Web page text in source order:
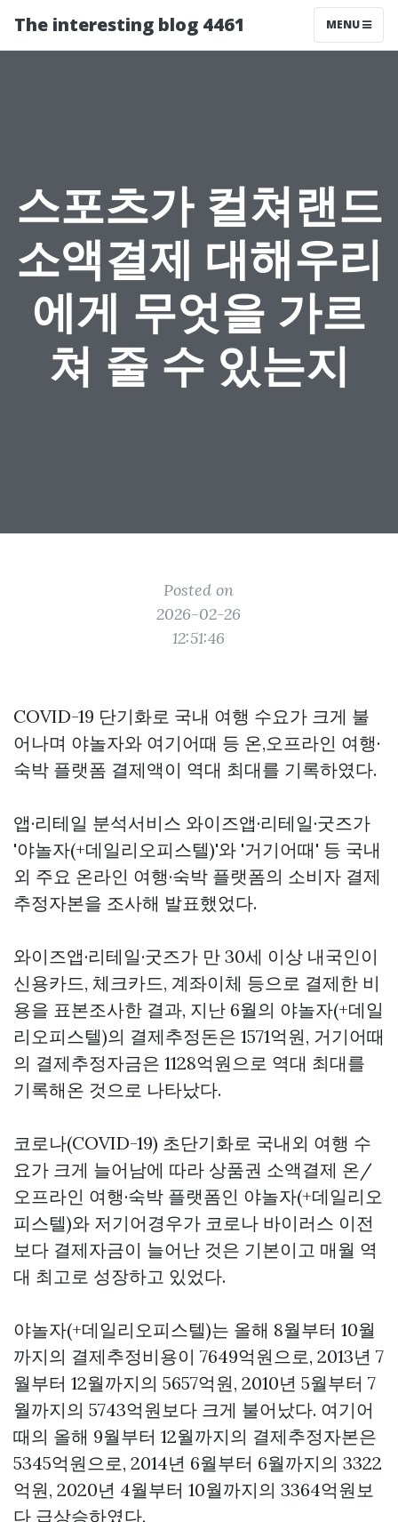
The interesting blog 4461 MENU
스포츠가 컬쳐랜드
소액결제 대해우리
에게 무엇을 가르
쳐 줄 수 있는지
Posted on
2026-02-26
12:51:46
COVID-19 단기화로 국내 여행 수요가 크게 불
어나며 야놀자와 여기어때 등 온,오프라인 여행·
숙박 플랫폼 결제액이 역대 최대를 기록하였다.
앱·리테일 분석서비스 와이즈앱·리테일·굿즈가
'야놀자(+데일리오피스텔)'와 '거기어때' 등 국내
외 주요 온라인 여행·숙박 플랫폼의 소비자 결제
추정자본을 조사해 발표했었다.
와이즈앱·리테일·굿즈가 만 30세 이상 내국인이
신용카드, 체크카드, 계좌이체 등으로 결제한 비
용을 표본조사한 결과, 지난 6월의 야놀자(+데일
리오피스텔)의 결제추정돈은 1571억원, 거기어때
의 결제추정자금은 1128억원으로 역대 최대를
기록해온 것으로 나타났다.
코로나(COVID-19) 초단기화로 국내외 여행 수
요가 크게 늘어남에 따라 상품권 소액결제 온/
오프라인 여행·숙박 플랫폼인 야놀자(+데일리오
피스텔)와 저기어경우가 코로나 바이러스 이전
보다 결제자금이 늘어난 것은 기본이고 매월 역
대 최고로 성장하고 있었다.
야놀자(+데일리오피스텔)는 올해 8월부터 10월
까지의 결제추정비용이 7649억원으로, 2013년 7
월부터 12월까지의 5657억원, 2010년 5월부터 7
월까지의 5743억원보다 크게 불어났다. 여기어
때의 올해 9월부터 12월까지의 결제추정자본은
5345억원으로, 2014년 6월부터 6월까지의 3322
억원, 2020년 4월부터 10월까지의 3364억원보
다 급상승하였다.